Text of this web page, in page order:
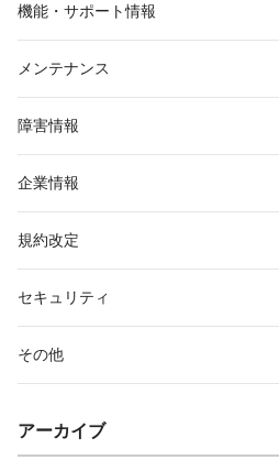
機能・サポート情報
メンテナンス
障害情報
企業情報
規約改定
セキュリティ
その他
アーカイブ